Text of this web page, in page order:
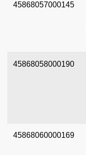
45868057000145
45868058000190
45868060000169